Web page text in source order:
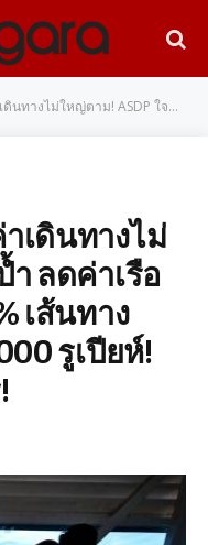
ามฟากสูงสุด 21.9% เส้นทางยอดฮิตเหลือแค่ 44,000 รูเปียห์! รีบจองก่อนหมดโปร!
เดินทางไม่
ลดค่าเรือ
เส้นทาง
รูเปียห์!